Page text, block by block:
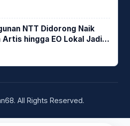
NTT Didorong Naik
Artis hingga EO Lokal Jadi
All Rights Reserved.